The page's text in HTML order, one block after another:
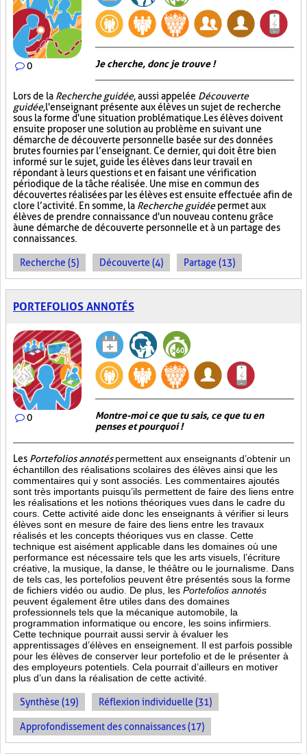
0 Je cherche, donc je trouve !
Lors de la Recherche guidée, aussi appelée Découverte
guidée, l'enseignant présente aux élèves un sujet de recherche
sous la forme d'une situation problématique. Les élèves doivent
ensuite proposer une solution au problème en suivant une
démarche de découverte personnelle basée sur des données
brutes fournies par l’enseignant. Ce dernier, qui doit être bien
informé sur le sujet, guide les élèves dans leur travail en
répondant à leurs questions et en faisant une vérification
périodique de la tâche réalisée. Une mise en commun des
découvertes réalisées par les élèves est ensuite effectuée afin de
clore l’activité. En somme, la Recherche guidéepermet aux
élèves de prendre connaissance d'un nouveau contenu grâce
à une démarche de découverte personnelle et à un partage des
connaissances.
Recherche (5) Découverte (4) Partage (13)
PORTEFOLIOS ANNOTÉS
0
Montre-moi ce que tu sais, ce que tu en
penses et pourquoi !
Les Portefolios annotés permettent aux enseignants d’obtenir un
échantillon des réalisations scolaires des élèves ainsi que les
commentaires qui y sont associés. Les commentaires ajoutés
sont très importants puisqu’ils permettent de faire des liens entre
les réalisations et les notions théoriques vues dans le cadre du
cours. Cette activité aide donc les enseignants à vérifier si leurs
élèves sont en mesure de faire des liens entre les travaux
réalisés et les concepts théoriques vus en classe. Cette
technique est aisément applicable dans les domaines où une
performance est nécessaire tels que les arts visuels, l’écriture
créative, la musique, la danse, le théâtre ou le journalisme. Dans
de tels cas, les portefolios peuvent être présentés sous la forme
de fichiers vidéo ou audio. De plus, les Portefolios annotés
peuvent également être utiles dans des domaines
professionnels tels que la mécanique automobile, la
programmation informatique ou encore, les soins infirmiers.
Cette technique pourrait aussi servir à évaluer les
apprentissages d’élèves en enseignement. Il est parfois possible
pour les élèves de conserver leur portefolio et de le présenter à
des employeurs potentiels. Cela pourrait d’ailleurs en motiver
plus d’un dans la réalisation de cette activité.
Synthèse (19) Réflexion individuelle (31)
Approfondissement des connaissances (17)